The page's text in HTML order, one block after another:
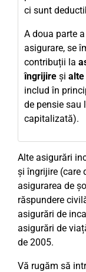
ci sunt
A doua parte
asigurare, se
contribuții la
îngrijire și
includ în
de pensie sau
capitalizată).
Alte asigurări
și îngrijire (care
asigurarea de
răspundere
asigurări de
asigurări de
de 2005.
Vă rugăm să